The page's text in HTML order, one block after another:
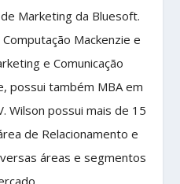
Marketing da Bluesoft.
Mackenzie e
e Comunicação
possui também MBA em
Wilson possui mais de 15
de Relacionamento e
áreas e segmentos